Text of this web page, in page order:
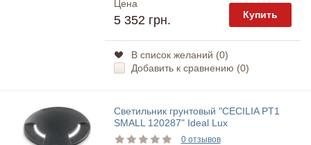
Цена
5 352 грн. Купить
В список желаний (0)
Добавить к сравнению (0)
Светильник грунтовый "CECILIA PT1
SMALL 120287" Ideal Lux
0 отзывов